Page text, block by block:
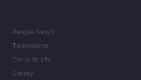
People News
Televisione
Chi si fa chi
Candy